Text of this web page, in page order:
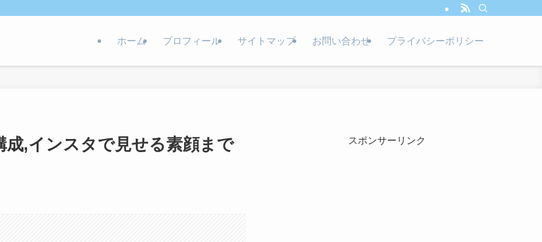
ホーム プロフィール サイトマップ お問い合わせ プライバシーポリシー
,インスタで見せる素顔まで
スポンサーリンク